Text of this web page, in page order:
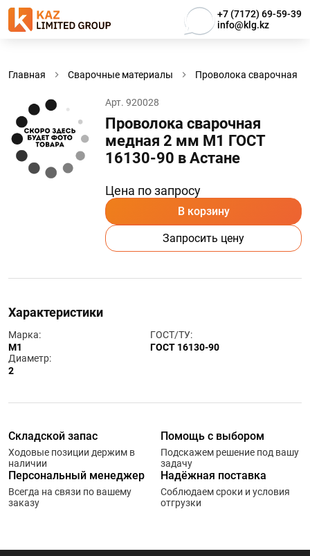
+7 (7172) 69-59-39
info@klg.kz
Главная Сварочные материалы Проволока сварочная
Арт. 920028
Проволока сварочная
медная 2 мм М1 ГОСТ
16130-90 в Астанe
Цена по запросу
В корзину
Запросить цену
Характеристики
Марка:
М1
ГОСТ/ТУ:
ГОСТ 16130-90
Диаметр:
2
Складской запас
Ходовые позиции держим в
наличии
Помощь с выбором
Подскажем решение под вашу
задачу
Персональный менеджер
Всегда на связи по вашему
заказу
Надёжная поставка
Соблюдаем сроки и условия
отгрузки